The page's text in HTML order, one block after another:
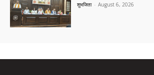
शुभजिता - August 6, 2026